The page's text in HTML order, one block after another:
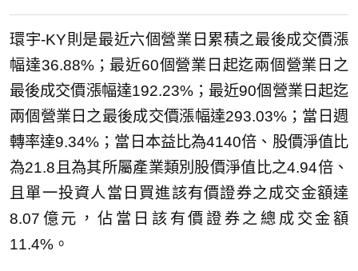
環宇-KY則是最近六個營業日累積之最後成交價漲
幅達36.88%；最近60個營業日起迄兩個營業日之
最後成交價漲幅達192.23%；最近90個營業日起迄
兩個營業日之最後成交價漲幅達293.03%；當日週
轉率達9.34%；當日本益比為4140倍、股價淨值比
為21.8且為其所屬產業類別股價淨值比之4.94倍、
且單一投資人當日買進該有價證券之成交金額達
8.07億元，佔當日該有價證券之總成交金額
11.4%。